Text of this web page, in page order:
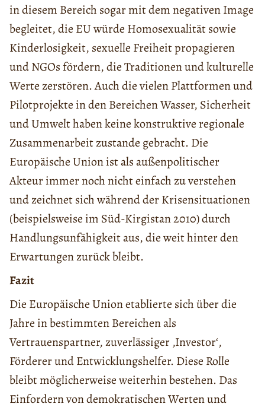
in diesem Bereich sogar mit dem negativen Image
begleitet, die EU würde Homosexualität sowie
Kinderlosigkeit, sexuelle Freiheit propagieren
und NGOs fördern, die Traditionen und kulturelle
Werte zerstören. Auch die vielen Plattformen und
Pilotprojekte in den Bereichen Wasser, Sicherheit
und Umwelt haben keine konstruktive regionale
Zusammenarbeit zustande gebracht. Die
Europäische Union ist als außenpolitischer
Akteur immer noch nicht einfach zu verstehen
und zeichnet sich während der Krisensituationen
(beispielsweise im Süd-Kirgistan 2010) durch
Handlungsunfähigkeit aus, die weit hinter den
Erwartungen zurück bleibt.
Fazit
Die Europäische Union etablierte sich über die
Jahre in bestimmten Bereichen als
Vertrauenspartner, zuverlässiger ‚Investor‘,
Förderer und Entwicklungshelfer. Diese Rolle
bleibt möglicherweise weiterhin bestehen. Das
Einfordern von demokratischen Werten und